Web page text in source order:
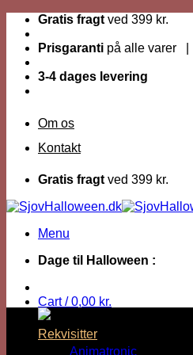
Fortsæt
indhold
Gratis fragt ved 399 kr.
Prisgaranti på alle varer |
3-4 dages levering
Om os
Kontakt
Gratis fragt ved 399 kr.
Menu
Dage til Halloween :
Cart /0,00 kr.
Rekvisitter
Animatronic